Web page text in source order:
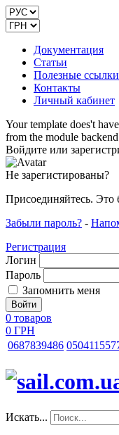
Документация
Статьи
Полезные ссылки
Контакты
Личный кабинет
Your template does't
from the module
Войдите или
Не зарегистированы?
Присоединяйтесь. Это
Забыли пароль? -
Регистрация
Логин
Пароль
Запомнить меня
0 товаров
0 ГРН
0687839486 050
Искать...